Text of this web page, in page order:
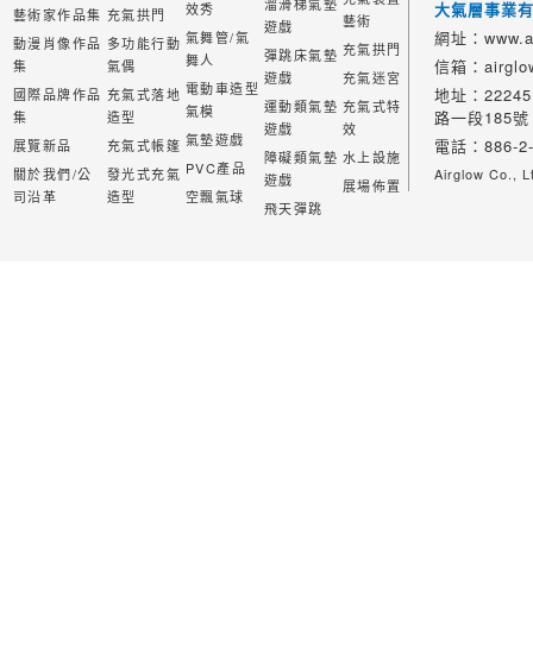
藝術家作品集
動漫肖像作品
集
國際品牌作品
集
展覽新品
關於我們/公
司沿革
充氣拱門
多功能行動
氣偶
充氣式落地
造型
充氣式帳篷
發光式充氣
造型
效秀
氣舞管/氣
舞人
電動車造型
氣模
氣墊遊戲
PVC產品
空飄氣球
遊戲
彈跳床氣墊
遊戲
運動類氣墊
遊戲
障礙類氣墊
遊戲
飛天彈跳
藝術
充氣拱門
充氣迷宮
充氣式特
效
水上設施
展場佈置
大氣層事業
網址：
信箱：
地址：
路一段185號
電話：886-
Airglow Co.,